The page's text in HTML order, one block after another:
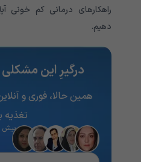
راهکارهای درمانی کم خونی
دهیم.
درگیرِ این مشکلی
همین حالا، فوری و
تغذیه‌